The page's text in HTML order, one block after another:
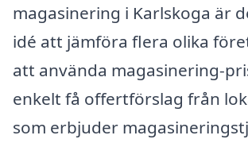
magasinering i Karlskoga är
idé att jämföra flera olika
att använda magasinering-
enkelt få offertförslag från
som erbjuder